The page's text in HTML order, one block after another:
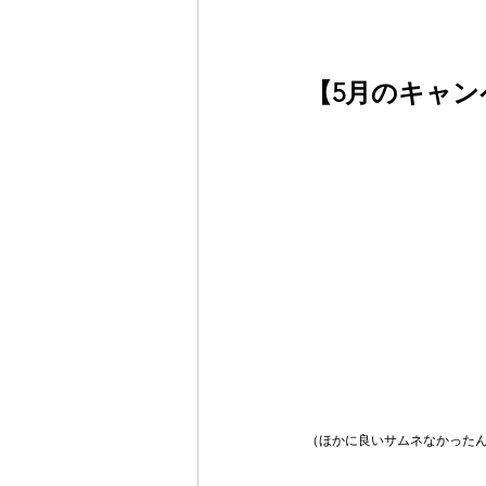
【5月のキャン
（ほかに良いサムネなかった